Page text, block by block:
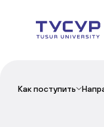
Как поступить